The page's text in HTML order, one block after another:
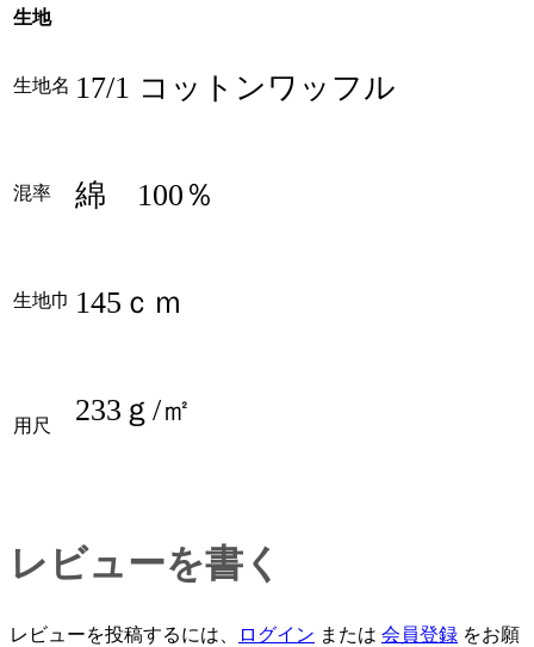
生地
生地名 17/1 コットンワッフル
混率 綿 100％
生地巾 145ｃｍ
用尺 233ｇ/㎡
レビューを書く
レビューを投稿するには、 ログイン または 会員登録 をお願